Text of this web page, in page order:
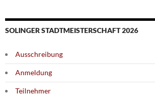
SOLINGER STADTMEISTERSCHAFT 2026
Ausschreibung
Anmeldung
Teilnehmer